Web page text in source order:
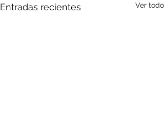
Entradas recientes Ver todo